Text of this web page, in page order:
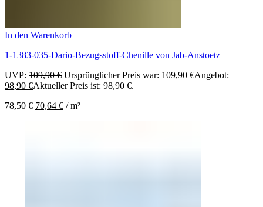
In den Warenkorb
1-1383-035-Dario-Bezugsstoff-Chenille von Jab-Anstoetz
UVP: 109,90€ Ursprünglicher Preis war: 109,90 €Angebot:
98,90 €Aktueller Preis ist: 98,90 €.
78,50€ 70,64 € /m²